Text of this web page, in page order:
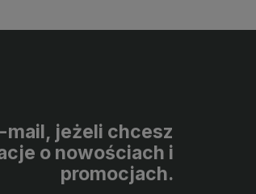
mail, jeżeli chcesz
o nowościach i
promocjach.